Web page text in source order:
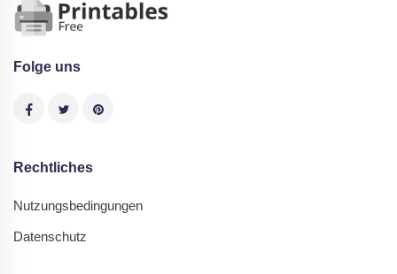
Folge uns
Rechtliches
Nutzungsbedingungen
Datenschutz